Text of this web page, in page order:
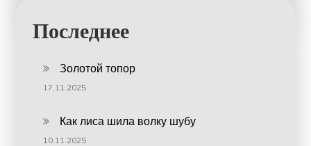
Последнее
Золотой топор
17.11.2025
Как лиса шила волку шубу
10.11.2025